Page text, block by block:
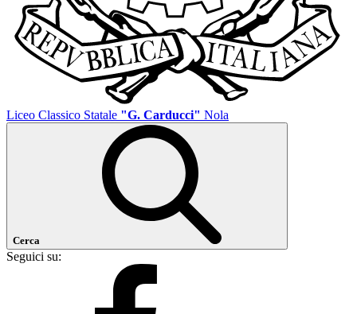
Liceo Classico Statale "G. Carducci" Nola
Cerca
Seguici su: